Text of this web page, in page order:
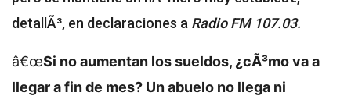
detallÃ³, en declaraciones a Radio FM 107.03.
â€œSi no aumentan los sueldos, ¿cÃ³mo va a
llegar a fin de mes? Un abuelo no llega ni